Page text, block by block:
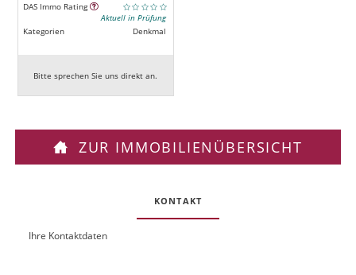
DAS Immo Rating
Aktuell in Prüfung
Kategorien
Denkmal
Bitte sprechen Sie uns direkt an.
ZUR IMMOBILIENÜBERSICHT
KONTAKT
OUIhre Kontaktdaten